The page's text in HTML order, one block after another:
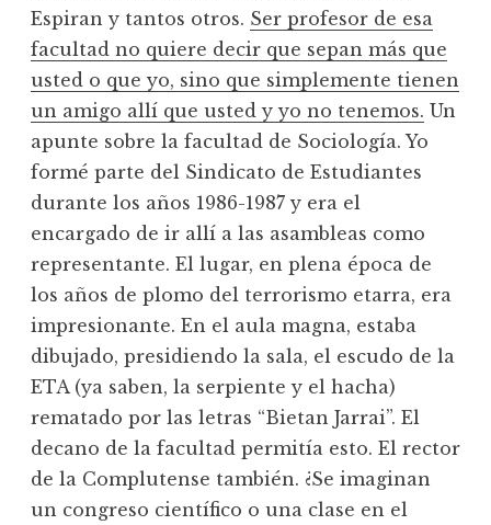
Espiran y tantos otros. Ser profesor de esa
facultad no quiere decir que sepan más que
usted o que yo, sino que simplemente tienen
un amigo allí que usted y yo no tenemos. Un
apunte sobre la facultad de Sociología. Yo
formé parte del Sindicato de Estudiantes
durante los años 1986-1987 y era el
encargado de ir allí a las asambleas como
representante. El lugar, en plena época de
los años de plomo del terrorismo etarra, era
impresionante. En el aula magna, estaba
dibujado, presidiendo la sala, el escudo de la
ETA (ya saben, la serpiente y el hacha)
rematado por las letras “Bietan Jarrai”. El
decano de la facultad permitía esto. El rector
de la Complutense también. ¿Se imaginan
un congreso científico o una clase en el